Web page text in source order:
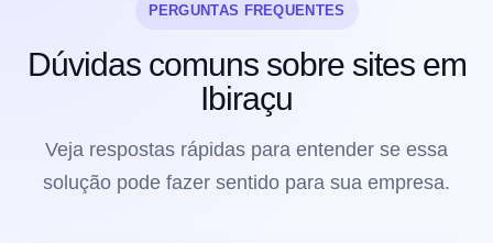
PERGUNTAS FREQUENTES
Dúvidas comuns sobre sites em
Ibiraçu
Veja respostas rápidas para entender se essa
solução pode fazer sentido para sua empresa.